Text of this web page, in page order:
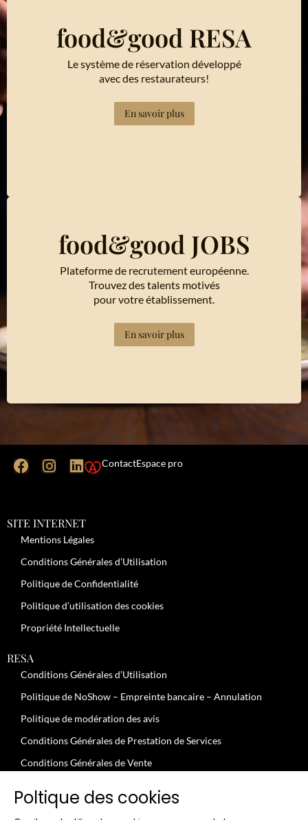
food&good RESA
Le système de réservation développé
avec des restaurateurs!
En savoir plus
food&good JOBS
Plateforme de recrutement européenne.
Trouvez des talents motivés
pour votre établissement.
En savoir plus
ContactEspace pro
SITE INTERNET
Mentions Légales
Conditions Générales d’Utilisation
Politique de Confidentialité
Politique d’utilisation des cookies
Propriété Intellectuelle
RESA
Conditions Générales d’Utilisation
Politique de NoShow – Empreinte bancaire – Annulation
Politique de modération des avis
Conditions Générales de Prestation de Services
Conditions Générales de Vente
JOBS
Conditions Générales – Clients Professionnels
Poltique des cookies